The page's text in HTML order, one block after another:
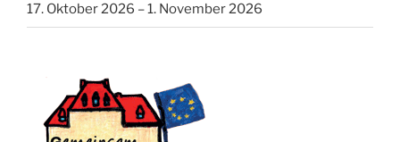
17. Oktober 2026 – 1. November 2026